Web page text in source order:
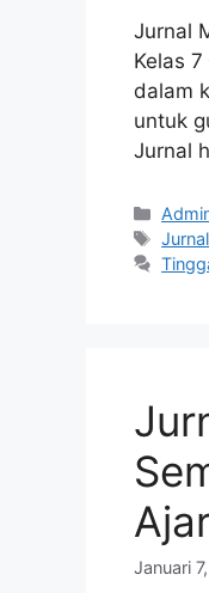
Jurnal
Kelas
dalam
untuk
Jurnal
Tag
Januari